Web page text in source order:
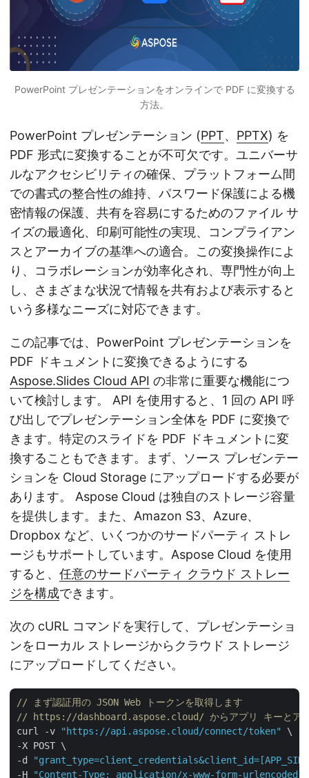
PowerPoint プレゼンテーションをオンラインで PDF に変換する
方法。
PowerPoint プレゼンテーション (PPT、 PPTX) を
PDF 形式に変換することが不可欠です。ユニバーサ
ルなアクセシビリティの確保、プラットフォーム間
での書式の整合性の維持、パスワード保護による機
密情報の保護、共有を容易にするためのファイル サ
イズの最適化、印刷可能性の実現、コンプライアン
スとアーカイブの基準への適合。この変換操作によ
り、コラボレーションが効率化され、専門性が向上
し、さまざまな状況で情報を共有および表示すると
いう多様なニーズに対応できます。
この記事では、PowerPoint プレゼンテーションを
PDF ドキュメントに変換できるようにする
Aspose.Slides Cloud API の非常に重要な機能につ
いて検討します。 API を使用すると、1 回の API 呼
び出しでプレゼンテーション全体を PDF に変換で
きます。特定のスライドを PDF ドキュメントに変
換することもできます。まず、ソース プレゼンテー
ションを Cloud Storage にアップロードする必要が
あります。 Aspose Cloud は独自のストレージ容量
を提供します。また、Amazon S3、Azure、
Dropbox など、いくつかのサードパーティ ストレ
ージもサポートしています。Aspose Cloud を使用
すると、 任意のサードパーティ クラウド ストレー
ジを構成できます。
次の cURL コマンドを実行して、プレゼンテーショ
ンをローカル ストレージからクラウド ストレージ
にアップロードしてください。
// まず認証用の JSON Web トークンを取得します
// https://dashboard.aspose.cloud/ からアプリ キーとアプ
curl -v
"https://api.aspose.cloud/connect/token"
\
-X POST \
-d
-H
"Content-Type: application/x-www-form-urlencoded"